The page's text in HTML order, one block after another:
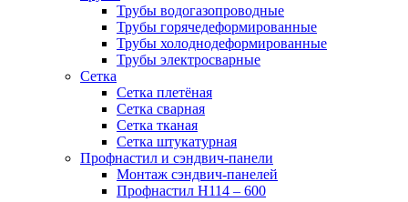
Трубы водогазопроводные
Трубы горячедеформированные
Трубы холоднодеформированные
Трубы электросварные
Сетка
Сетка плетёная
Сетка сварная
Сетка тканая
Сетка штукатурная
Профнастил и сэндвич-панели
Монтаж сэндвич-панелей
Профнастил Н114 – 600